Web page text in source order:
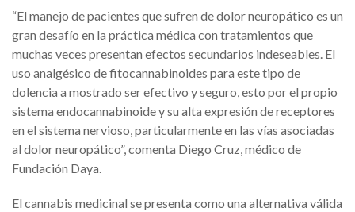
“El manejo de pacientes que sufren de dolor neuropático es un
gran desafío en la práctica médica con tratamientos que
muchas veces presentan efectos secundarios indeseables. El
uso analgésico de fitocannabinoides para este tipo de
dolencia a mostrado ser efectivo y seguro, esto por el propio
sistema endocannabinoide y su alta expresión de receptores
en el sistema nervioso, particularmente en las vías asociadas
al dolor neuropático”, comenta Diego Cruz, médico de
Fundación Daya.
El cannabis medicinal se presenta como una alternativa válida